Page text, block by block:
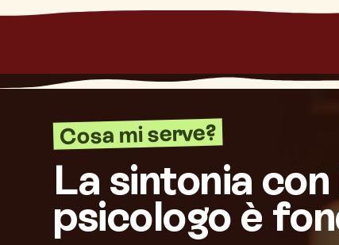
Cosa mi serve?
La sintonia
psicologo è